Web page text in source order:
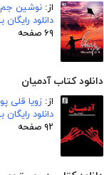
از: نوشین جم
دانلود
۶۹ صفحه
دانلود کتاب آدمیان
از: زویا قلی
دانلود
۹۲ صفحه